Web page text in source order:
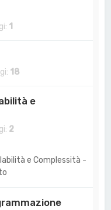
1
18
e
2
e Complessità -